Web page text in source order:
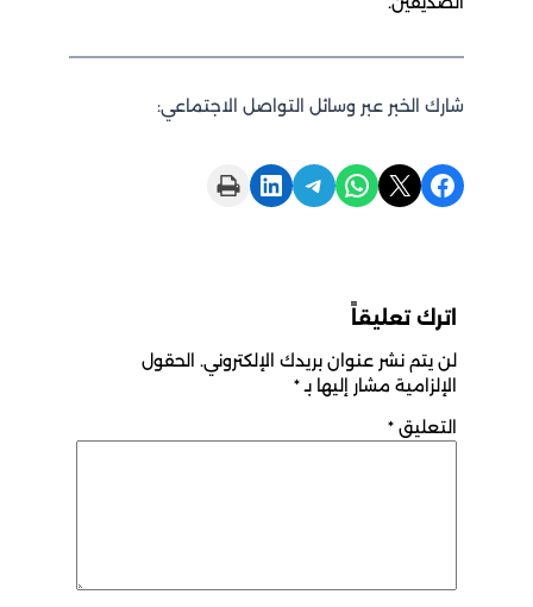
شارك الخبر عبر وسائل التواصل الاجتماعي:
Share on Facebook
Share on X
Share on WhatsApp
Share on Telegram
Share on LinkedIn
Print this Page
اترك تعليقاً
لن يتم نشر عنوان بريدك الإلكتروني. الحقول
الإلزامية مشار إليها بـ*
التعليق *